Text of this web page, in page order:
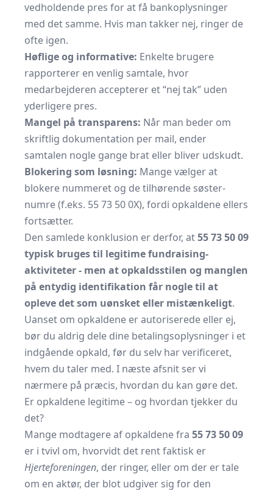
vedholdende pres for at få bankoplysninger
med det samme. Hvis man takker nej, ringer de
ofte igen.
Høflige og informative: Enkelte brugere
rapporterer en venlig samtale, hvor
medarbejderen accepterer et “nej tak” uden
yderligere pres.
Mangel på transparens: Når man beder om
skriftlig dokumentation per mail, ender
samtalen nogle gange brat eller bliver udskudt.
Blokering som løsning: Mange vælger at
blokere nummeret og de tilhørende søster­
numre (f.eks. 55 73 50 0X), fordi opkaldene ellers
fortsætter.
Den samlede konklusion er derfor, at55 73 50 09
typisk bruges til legitime fundraising­
aktiviteter - men at opkaldsstilen og manglen
på entydig identifikation får nogle til at
opleve det som uønsket eller mistænkeligt.
Uanset om opkaldene er autoriserede eller ej,
bør du aldrig dele dine betalingsoplysninger i et
indgående opkald, før du selv har verificeret,
hvem du taler med. I næste afsnit ser vi
nærmere på præcis, hvordan du kan gøre det.
Er opkaldene legitime – og hvordan tjekker du
det?
Mange modtagere af opkaldene fra 55 73 50 09
er i tvivl om, hvorvidt det rent faktisk er
Hjerteforeningen, der ringer, eller om der er tale
om en aktør, der blot udgiver sig for den